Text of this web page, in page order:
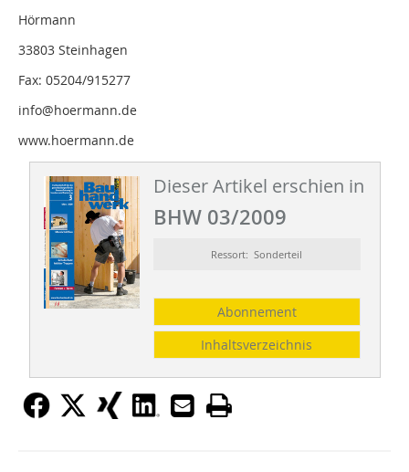
Hörmann
33803 Steinhagen
Fax: 05204/915277
info@hoermann.de
www.hoermann.de
Dieser Artikel erschien in
BHW 03/2009
Ressort: Sonderteil
Abonnement
Inhaltsverzeichnis